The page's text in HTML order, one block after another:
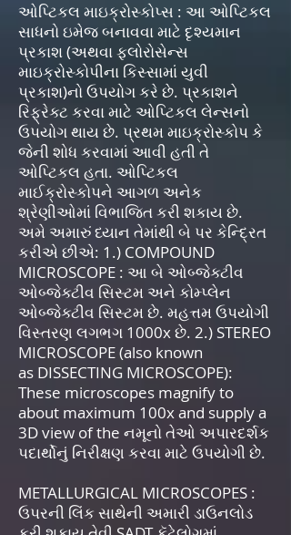
ઓપ્ટિકલ માઇક્રોસ્કોપ્સ : આ ઓપ્ટિકલ
સાધનો ઇમેજ બનાવવા માટે દૃશ્યમાન
પ્રકાશ (અથવા ફ્લોરોસેન્સ
માઇક્રોસ્કોપીના કિસ્સામાં યુવી
પ્રકાશ)નો ઉપયોગ કરે છે. પ્રકાશને
રિફ્રેક્ટ કરવા માટે ઓપ્ટિકલ લેન્સનો
ઉપયોગ થાય છે. પ્રથમ માઇક્રોસ્કોપ કે
જેની શોધ કરવામાં આવી હતી તે
ઓપ્ટિકલ હતા. ઓપ્ટિકલ
માઈક્રોસ્કોપને આગળ અનેક
શ્રેણીઓમાં વિભાજિત કરી શકાય છે.
અમે અમારું ધ્યાન તેમાંથી બે પર કેન્દ્રિત
કરીએ છીએ: 1.) COMPOUND
MICROSCOPE : આ બે ઓબ્જેક્ટીવ
ઓબ્જેક્ટીવ સિસ્ટમ અને કોમ્પ્લેન
ઓબ્જેક્ટીવ સિસ્ટમ છે. મહત્તમ ઉપયોગી
વિસ્તરણ લગભગ 1000x છે. 2.) STEREO
MICROSCOPE (also known
as DISSECTING MICROSCOPE):
These microscopes magnify to
about maximum 100x and supply a
3D view of the નમૂનો તેઓ અપારદર્શક
પદાર્થોનું નિરીક્ષણ કરવા માટે ઉપયોગી છે.
METALLURGICAL MICROSCOPES :
ઉપરની લિંક સાથેની અમારી ડાઉનલોડ